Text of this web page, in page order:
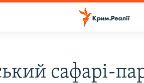
сафарі-